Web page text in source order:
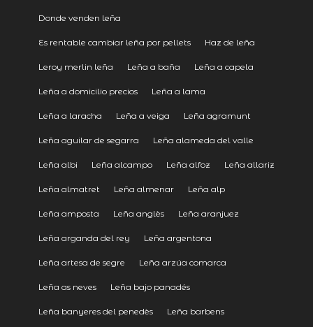
Donde venden leña
Es rentable cambiar leña por pellets Haz de leña
Leroy merlin leña Leña a baña Leña a capela
Leña a domicilio precios Leña a lama
Leña a laracha Leña a veiga Leña agramunt
Leña aguilar de segarra Leña alameda del valle
Leña albi Leña alcampo Leña alfoz Leña allariz
Leña almatret Leña almenar Leña alp
Leña amposta Leña anglès Leña aranjuez
Leña arganda del rey Leña argentona
Leña artesa de segre Leña arzúa comarca
Leña as neves Leña bajo panadés
Leña banyeres del penedès Leña barbens